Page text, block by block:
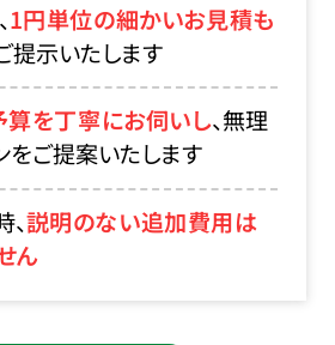
1円単位の細かいお見積も
提示いたします
算を丁寧にお伺いし、無理
をご提案いたします
説明のない追加費用は
ん